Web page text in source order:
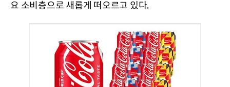
요 소비층으로 새롭게 떠오르고 있다.